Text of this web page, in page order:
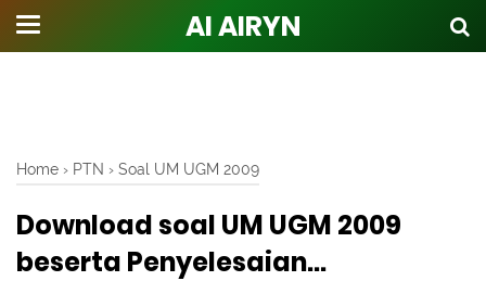
AI AIRYN
Home › PTN › Soal UM UGM 2009
Download soal UM UGM 2009
beserta Penyelesaian...